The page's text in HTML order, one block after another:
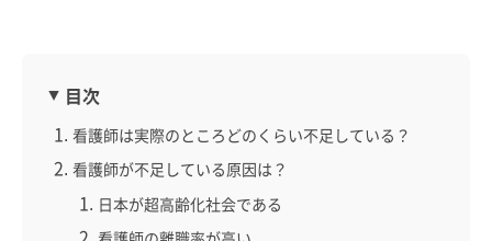
目次
看護師は実際のところどのくらい不足している？
看護師が不足している原因は？
日本が超高齢化社会である